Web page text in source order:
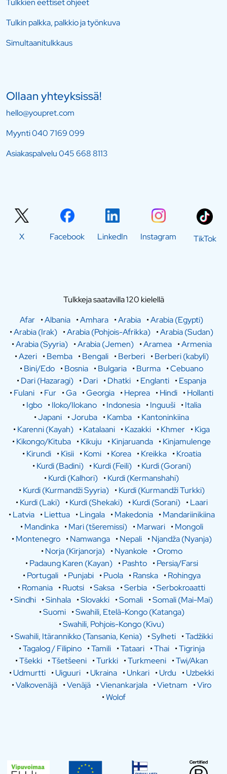
Tulkkien eettiset ohjeet
Tulkin palkka, palkkio ja työnkuva
Simultaanitulkkaus
Ollaan yhteyksissä!
hello@youpret.com
Myynti040 7169 099
Asiakaspalvelu045 668 8113
X Facebook LinkedIn Instagram TikTok
Tulkkeja saatavilla 120 kielellä
Afar •Albania •Amhara •Arabia •Arabia (Egypti)
•Arabia (Irak) •Arabia (Pohjois-Afrikka) •Arabia (Sudan)
•Arabia (Syyria) •Arabia (Jemen) •Aramea •Armenia
•Azeri •Bemba •Bengali •Berberi •Berberi (kabyli)
•Bini/Edo •Bosnia •Bulgaria •Burma •Cebuano
•Dari (Hazaragi) •Dari •Dhatki •Englanti •Espanja
•Fulani •Fur •Ga •Georgia •Heprea •Hindi •Hollanti
•Igbo •Iloko/Ilokano •Indonesia •Inguuši •Italia
•Japani •Joruba •Kamba •Kantoninkiina
•Karenni (Kayah) •Katalaani •Kazakki •Khmer •Kiga
•Kikongo/Kituba •Kikuju •Kinjaruanda •Kinjamulenge
•Kirundi •Kisii •Komi •Korea •Kreikka •Kroatia
•Kurdi (Badini) •Kurdi (Feili) •Kurdi (Gorani)
•Kurdi (Kalhori) •Kurdi (Kermanshahi)
•Kurdi (Kurmandži Syyria) •Kurdi (Kurmandži Turkki)
•Kurdi (Laki) •Kurdi (Shekaki) •Kurdi (Sorani) •Laari
•Latvia •Liettua •Lingala •Makedonia •Mandariinikiina
•Mandinka •Mari (tšeremissi) •Marwari •Mongoli
•Montenegro •Namwanga •Nepali •Njandža (Nyanja)
•Norja (Kirjanorja) •Nyankole •Oromo
•Padaung Karen (Kayan) •Pashto •Persia/Farsi
•Portugali •Punjabi •Puola •Ranska •Rohingya
•Romania •Ruotsi •Saksa •Serbia •Serbokroaatti
•Sindhi •Sinhala •Slovakki •Somali •Somali (Mai-Mai)
•Suomi •Swahili, Etelä-Kongo (Katanga)
•Swahili, Pohjois-Kongo (Kivu)
•Swahili, Itärannikko (Tansania, Kenia) •Sylheti •Tadžikki
•Tagalog / Filipino •Tamili •Tataari •Thai •Tigrinja
•Tšekki •Tšetšeeni •Turkki •Turkmeeni •Twi/Akan
•Udmurtti •Uiguuri •Ukraina •Unkari •Urdu •Uzbekki
•Valkovenäjä •Venäjä •Vienankarjala •Vietnam •Viro
•Wolof